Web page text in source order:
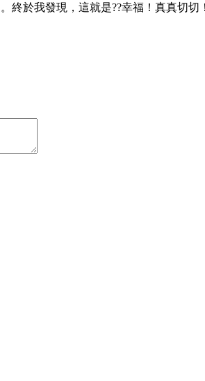
於我發現，這就是??幸福！真真切